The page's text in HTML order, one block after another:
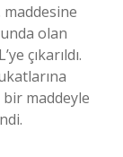
olan
çıkarıldı.
bir maddeyle